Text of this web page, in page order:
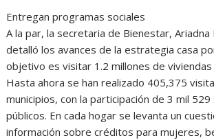
Entregan programas sociales
A la par, la secretaria de Bienestar,
detalló los avances de la estrategia casa
objetivo es visitar 1.2 millones de
Hasta ahora se han realizado 405,375
municipios, con la participación de 3 mil
públicos. En cada hogar se levanta un
información sobre créditos para mujeres,